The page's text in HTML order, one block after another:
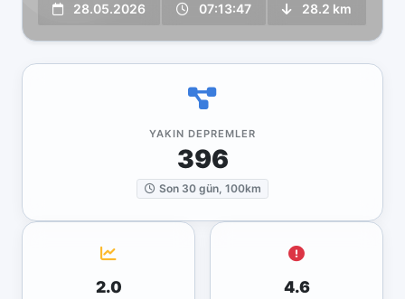
28.05.2026 07:13:47 28.2 km
YAKIN DEPREMLER
396
Son 30 gün, 100km
2.0 4.6